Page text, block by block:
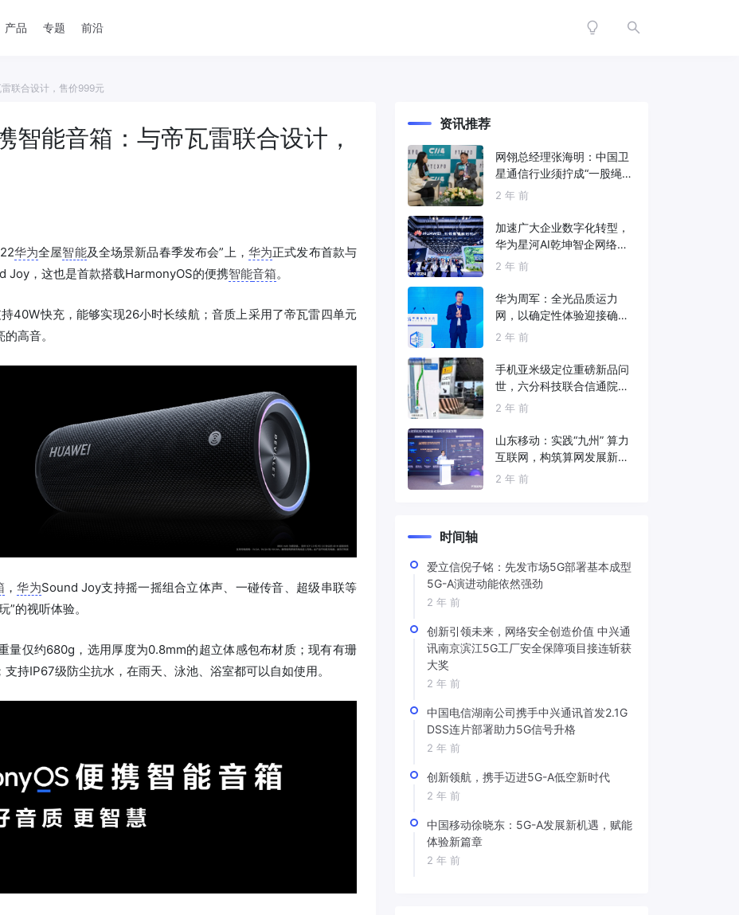
产品 专题 前沿
联合设计，售价999元
智能音箱：与帝瓦雷联合设计，
华为全屋智能及全场景新品春季发布会”上， 华为正式发布首款与
Joy，这也是首款搭载HarmonyOS的便携智能音箱。
40W快充，能够实现26小时长续航；音质上采用了帝瓦雷四单元
高音。
，华为Sound Joy支持摇一摇组合立体声、一碰传音、超级串联等
的视听体验。
量仅约680g，选用厚度为0.8mm的超立体感包布材质；现有有珊
持IP67级防尘抗水，在雨天、泳池、浴室都可以自如使用。
资讯推荐
网翎总经理张海明：中国卫
星通信行业须拧成“一股绳”
共同打造垂直产业链
2 年 前
加速广大企业数字化转型，
华为星河AI乾坤智企网络解
决方案亮相2024中国国际信
2 年 前
华为周军：全光品质运力
网，以确定性体验迎接确定
性的智能时代
2 年 前
手机亚米级定位重磅新品问
世，六分科技联合信通院发
布免费服务
2 年 前
山东移动：实践“九州” 算力
互联网，构筑算网发展新底
座
2 年 前
时间轴
爱立信倪子铭：先发市场5G部署基本成型
5G-A演进动能依然强劲
2 年 前
创新引领未来，网络安全创造价值 中兴通
讯南京滨江5G工厂安全保障项目接连斩获
大奖
2 年 前
中国电信湖南公司携手中兴通讯首发2.1G
DSS连片部署助力5G信号升格
2 年 前
创新领航，携手迈进5G-A低空新时代
2 年 前
中国移动徐晓东：5G-A发展新机遇，赋能
体验新篇章
2 年 前